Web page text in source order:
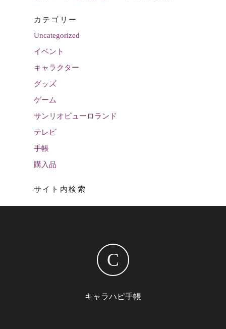
カテゴリー
Uncategorized
イベント
キャラクター
グッズ
ゲーム
サンリオピューロランド
テレビ
手帳
購入品
サイト内検索
C
キャラハピ手帳